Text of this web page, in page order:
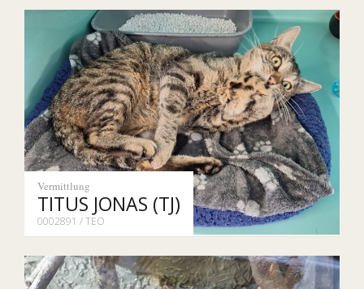
Vermittlung
TITUS JONAS (TJ)
0002891 / TEO